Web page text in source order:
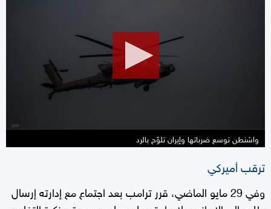
واشنطن توسع ضرباتها وإيران تلوّح بالرد
ترقب أميركي
وفي 29 مايو الماضي، قرر ترامب بعد اجتماع مع إدارته إرسال